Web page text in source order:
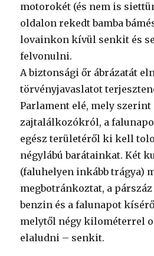
motorokét (és nem is
oldalon rekedt bamba
lovainkon kívül senkit és
felvonulni.
A biztonsági őr ábrázatát
törvényjavaslatot
Parlament elé, mely szerint
zajtalálkozókról, a
egész területéről ki kell
négylábú barátainkat. Két
(faluhelyen inkább trágya)
megbotránkoztat, a
benzin és a falunapot
melytől négy kilométerrel
elaludni – senkit.